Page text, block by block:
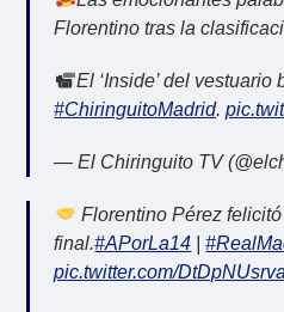
Florentino tras la
El ‘Inside’ del vestuario
#ChiringuitoMadrid.
— El Chiringuito TV
Florentino Pérez
final.#APorLa14 |
pic.twitter.com/DtDpNUsrva